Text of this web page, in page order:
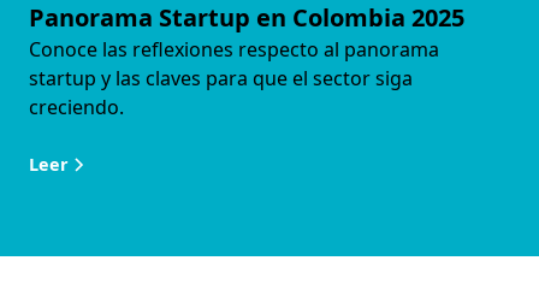
Panorama Startup en Colombia 2025
Conoce las reflexiones respecto al panorama
startup y las claves para que el sector siga
creciendo.
Leer